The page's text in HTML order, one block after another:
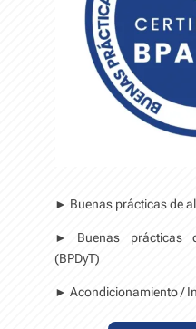
► Buenas prácticas de
► Buenas prácticas
(BPDyT)
► Acondicionamiento /